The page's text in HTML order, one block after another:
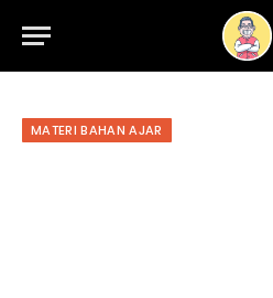
MATERI BAHAN AJAR